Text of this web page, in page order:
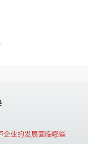
企业的发展面临哪些